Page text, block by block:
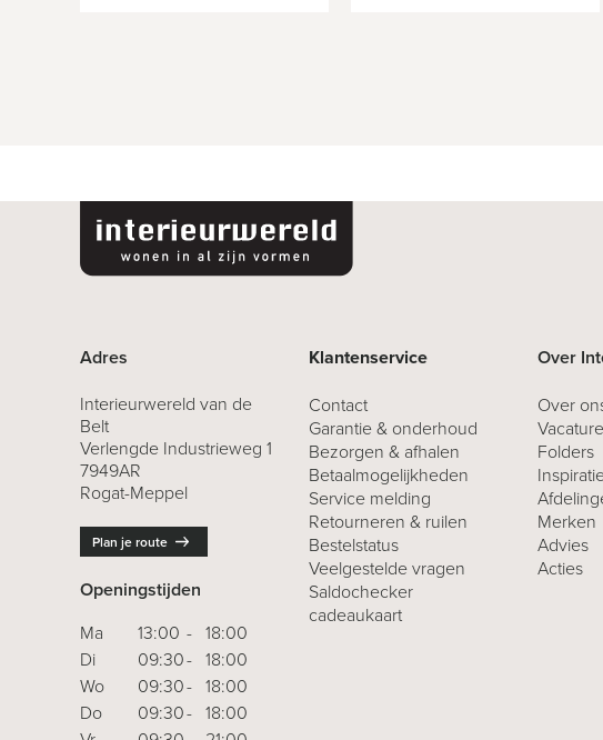
Adres
Interieurwereld van de
Belt
Verlengde Industrieweg 1
7949AR
Rogat-Meppel
Plan je route
Openingstijden
Ma
Di
Wo
Do
13:00 - 18:00
09:30- 18:00
09:30- 18:00
09:30- 18:00
Klantenservice
Contact
Garantie & onderhoud
Bezorgen & afhalen
Betaalmogelijkheden
Service melding
Retourneren & ruilen
Bestelstatus
Veelgestelde vragen
Saldochecker
cadeaukaart
Over
Over
Folders
Merken
Advies
Acties